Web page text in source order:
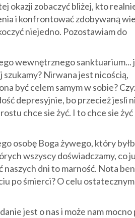
okazji zobaczyć bliżej, kto
i konfrontować zdobywaną
niejedno. Pozostawiam do
wewnętrznego sanktuarium...
Nirwana jest nicością,
być celem samym w sobie?
depresyjnie, bo przecież jesli
chce sie żyć. I to chce sie
osobę Boga żywego, który
wszyscy doświadczamy, co
dni to marność. Nota
po śmierci? O celu
jest o nas i może nam mocno